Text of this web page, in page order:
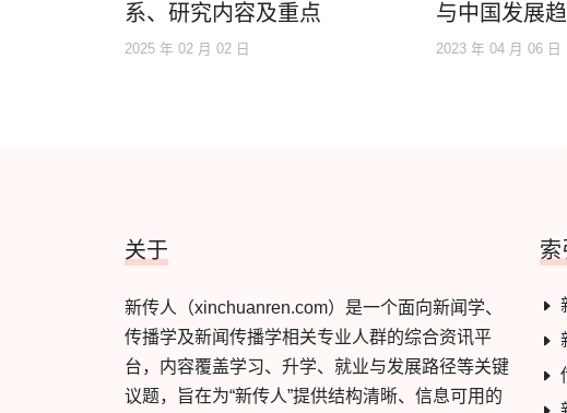
系、研究内容及重点
2025 年 02 月 02 日
与中国发展
2023 年 04 月 06 日
关于
新传人（xinchuanren.com）是一个面向新闻学、
传播学及新闻传播学相关专业人群的综合资讯平
台，内容覆盖学习、升学、就业与发展路径等关键
议题，旨在为“新传人”提供结构清晰、信息可用的
索